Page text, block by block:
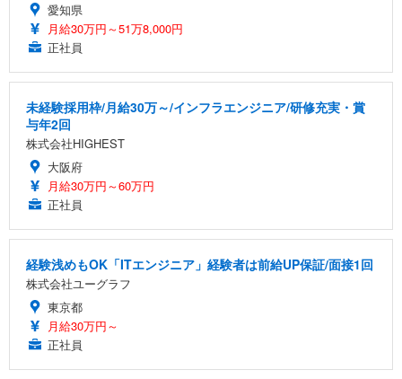
愛知県
月給30万円～51万8,000円
正社員
未経験採用枠/月給30万～/インフラエンジニア/研修充実・賞
与年2回
株式会社HIGHEST
大阪府
月給30万円～60万円
正社員
経験浅めもOK「ITエンジニア」経験者は前給UP保証/面接1回
株式会社ユーグラフ
東京都
月給30万円～
正社員